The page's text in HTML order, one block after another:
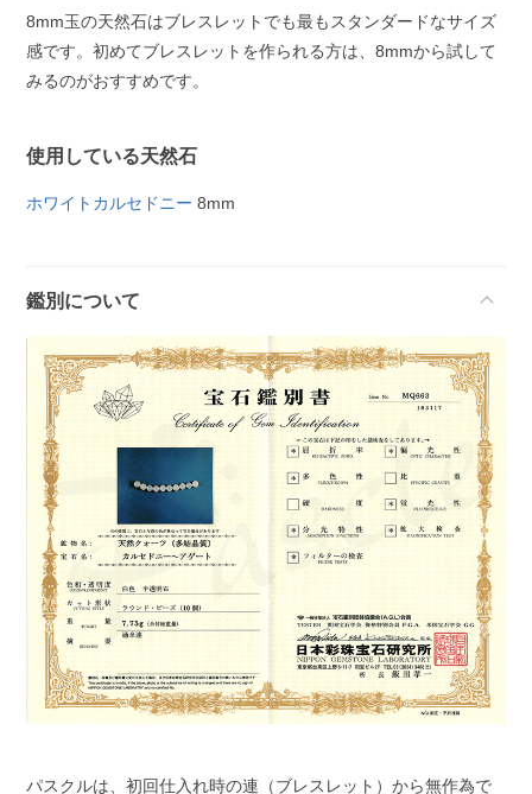
8mm玉の天然石はブレスレットでも最もスタンダードなサイズ
感です。初めてブレスレットを作られる方は、8mmから試して
みるのがおすすめです。
使用している天然石
ホワイトカルセドニー 8mm
鑑別について
パスクルは、初回仕入れ時の連（ブレスレット）から無作為で